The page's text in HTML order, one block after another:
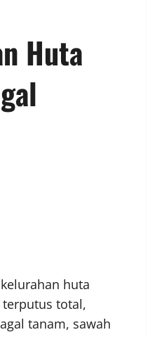
Huta
huta
total,
tanam, sawah